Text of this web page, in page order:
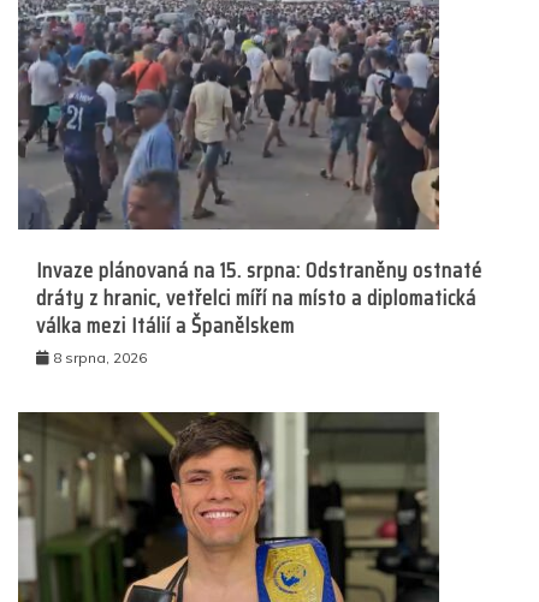
Invaze plánovaná na 15. srpna: Odstraněny ostnaté
dráty z hranic, vetřelci míří na místo a diplomatická
válka mezi Itálií a Španělskem
8 srpna, 2026